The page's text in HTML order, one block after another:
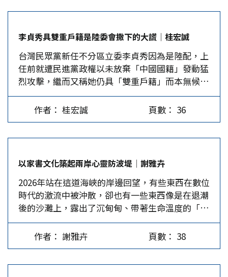
火的囂張氣焰被迫有所收斂。以下從兩方面分析。
向印太輻射但打了折扣 美國口口聲聲表明自己是
和平的維護者，美國在「美國優先」的旗幟下，扮
演全球「基於規則與秩序」的維護者與捍衛者。但
川普執政以來「言行不一致」，體現出所謂「美國
優先」就是在單極霸權下，強推美國對世界資源的
任意掠奪，在地緣政治上根據美國的利益需要，強
制他國服從美國意願。這是借機鼓勵其他地區強國
衝突，擴大美國利益。…
光荏苒，今年適逢陸生赴台15周年，本該是總結碩
果、慶祝交流深化的里程碑，卻呈現出凋零的景
象。根據最新數據，2025學年在台陸生註冊人數已
跌破百人。從當初的破冰繁榮到如今的冰封轉折，
這條由青年學子用腳步丈量的交流之路，正因政治
的寒蟬效應與制度的層層枷鎖，面臨著系統性斷裂
的危機。我們不禁要問：這15年我們究竟得到什
麼，又正在失去什麼？ 陸生政策從誕生之初就帶
則（限制採認學歷、限制招生總量、限制醫事學
歷；不加分、不影響本地招生、不編獎助金、不許
打工、不可留台就業、不可考公職），構成一道嚴
密的行政藩籬。這道藩籬名義上是為了緩解社會對
「搶奪教育與就業資源」的焦慮，實質上卻在陸生
心中築起一道身分歧視的高牆。對於一名懷揣夢想
跨海求學的青年而言，這種「制度性區隔」不僅是
經濟上的負擔，更是一種尊嚴上的貶抑。在校園
李貞秀具雙重戶籍是陸委會撒下的大謊│桂宏誠
台灣民眾黨新任不分區立委李貞秀因為是陸配，上
任前就遭民進黨政權以未放棄「中國國籍」發動猛
烈攻擊，繼而又稱她仍具「雙重戶籍」而本無候選
資格。民進黨砍陸配已有前例，對李貞秀更會窮盡
一切扭曲法令的說法，也要拉她下馬才干休。 陸
委會主委邱垂正以李貞秀登記成為候選人時，尚未
委梁文傑又以大陸公安給李貞秀的證明不合理，故
將不予承認。 9條之1係規範台灣地區人民 李貞秀
於1993年嫁來台灣，1999年許可在台定居。梁文
傑說《臺灣地區與大陸地區人民關係條例》（簡稱
《兩岸人民關係條例》）於2004年修正施行後才要
求單一戶籍制度，故在此之前「我們並沒有要
求」，所以她「不可能去註銷對面的戶籍」。 事
實上，李貞秀當時許可來台定居時，尚未規定須繳
作者： 桂宏誠 頁數： 36
以家書文化築起兩岸心靈防波堤│謝雅卉
2026年站在這道海峽的岸邊回望，有些東西在數位
時代的激流中被沖散，卻也有一些東西像是在退潮
後的沙灘上，露出了沉甸甸、帶著生命溫度的「情
感化石」。那些泛黃的信、斑駁的族譜，正以一種
前所未有的姿態，重新進入我們的視線。這不只是
一場翻閱檔案的歷史工程，更像是一場跨越時空、
作者： 謝雅卉 頁數： 38